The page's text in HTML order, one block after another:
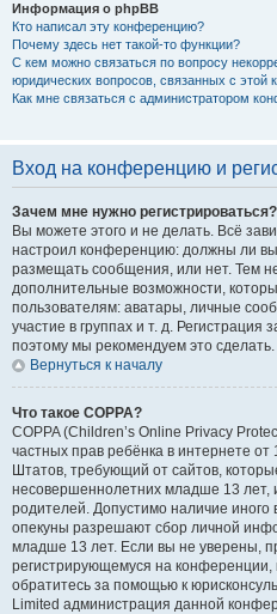
Информация о phpBB
Кто написал эту конференцию?
Почему здесь нет такой-то функции?
С кем можно связаться по вопросу
юридических вопросов, связанных с этой
Как мне связаться с администратором
Вход на конференцию и
Зачем мне нужно регистрироваться?
Вы можете этого и не делать. Всё
настроил конференцию: должны ли вы
размещать сообщения, или нет. Тем
дополнительные возможности,
пользователям: аватары, личные
участие в группах и т. д. Регистрация
поэтому мы рекомендуем это сделать.
Вернуться к началу
Что такое COPPA?
COPPA (Children’s Online Privacy
частных прав ребёнка в интернете
Штатов, требующий от сайтов,
несовершеннолетних младше 13 лет,
родителей. Допустимо наличие иного
опекуны разрешают сбор личной
младше 13 лет. Если вы не уверены,
регистрирующемуся на
обратитесь за помощью к
Limited администрация данной